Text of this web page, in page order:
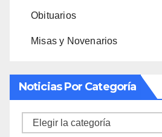
Obituarios
Misas y Novenarios
Noticias Por Categoría
Noticias